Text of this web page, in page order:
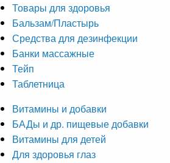
Товары для здоровья
Бальзам/Пластырь
Средства для дезинфекции
Банки массажные
Тейп
Таблетница
Витамины и добавки
БАДы и др. пищевые добавки
Витамины для детей
Для здоровья глаз